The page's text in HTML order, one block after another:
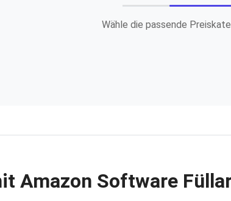
Wähle die passende
Amazon Software